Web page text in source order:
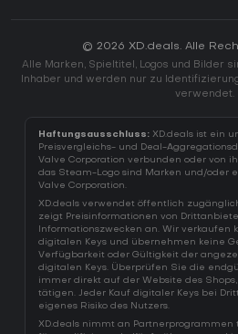
© 2026 XD.deals. Alle
Alle Marken, Spieltitel, Logos und Bilder
Inhaber und werden nur zu
verwendet.
Haftungsausschluss: XD.deals ist ein
Preisvergleichs- und Deal-
Valve Corporation verbunden oder von
das Steam-Logo sind Marken und/oder
Valve Corporation.
XD.deals verwendet öffentlich
zeigt Preisinformationen von
Informationszwecken an. Wir verkaufen
digitalen Keys und übernehmen keine
Verfügbarkeit oder Gültigkeit der
digitalen Keys. Überprüfen Sie die
immer direkt auf der Website des
tätigen. Jeder Kauf digitaler Keys bei
eigenes Risiko des Nutzers.
XD.deals nimmt an Partnerprogrammen